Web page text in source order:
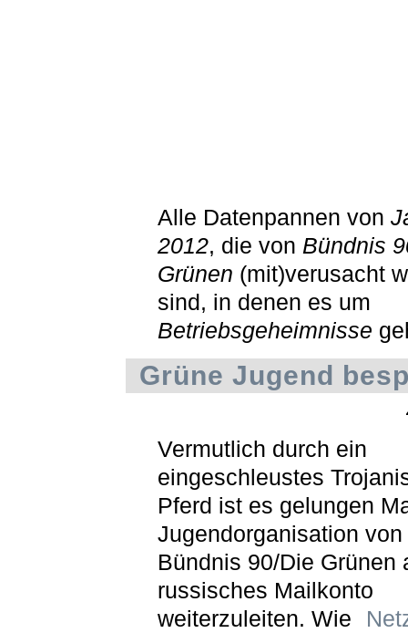
Alle Datenpannen von
2012, die von Bündnis
Grünen (mit)verusacht
sind, in denen es um
Betriebsgeheimnisse
Grüne Jugend
Vermutlich durch ein
eingeschleustes
Pferd ist es gelungen
Jugendorganisation von
Bündnis 90/Die Grünen
russisches Mailkonto
weiterzuleiten. Wie